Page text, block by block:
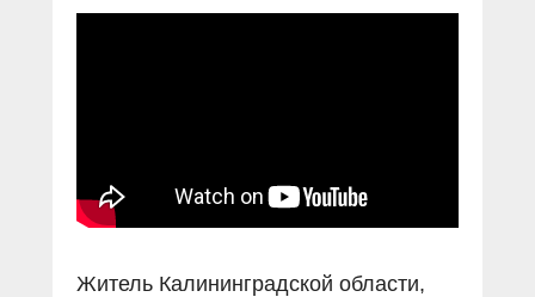
Социальные ролики
Житель Калининградской области,